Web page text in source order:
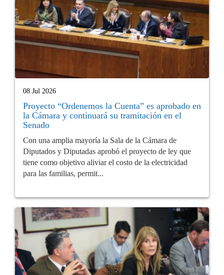
08 Jul 2026
Proyecto “Ordenemos la Cuenta” es aprobado en
la Cámara y continuará su tramitación en el
Senado
Con una amplia mayoría la Sala de la Cámara de
Diputados y Diputadas aprobó el proyecto de ley que
tiene como objetivo aliviar el costo de la electricidad
para las familias, permit...